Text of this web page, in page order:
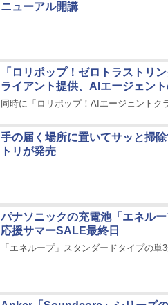
ニューアル開講
「ロリポップ！ゼロトラストリ
ライアント提供、AIエージェン
同時に「ロリポップ！AIエージェントク
手の届く場所に置いてサッと掃
トリが発売
パナソニックの充電池「エネル
応援サマーSALE最終日
「エネループ」スタンダードタイプの